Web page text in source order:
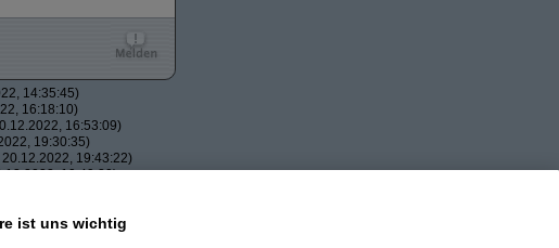
14:35:45)
16:18:10)
16:53:09)
19:30:35)
20.12.2022, 19:43:22)
19:49:30)
am 20.12.2022, 20:45:41)
ist uns wichtig